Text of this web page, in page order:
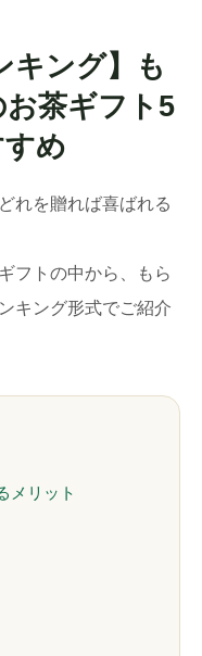
キング】も
茶ギフト5
め
れを贈れば喜ばれる
フトの中から、もら
キング形式でご紹介
メリット